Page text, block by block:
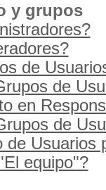
y grupos
de
de
en
de
Usuarios
equipo"?